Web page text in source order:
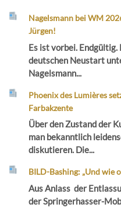
Nagelsmann bei WM
Jürgen!
Es ist vorbei.
deutschen Neustart
Nagelsmann...
Phoenix des Lumières
Farbakzente
Über den Zustand der
man bekanntlich
diskutieren. Die...
BILD-Bashing: „Und wie
Aus Anlass der
der Springerhasser-